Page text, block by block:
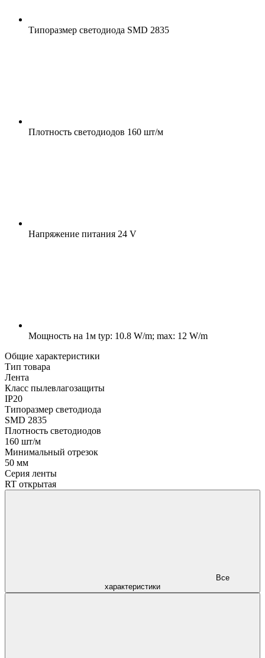
Типоразмер светодиода SMD 2835
Плотность светодиодов 160 шт/м
Напряжение питания 24 V
Мощность на 1м typ: 10.8 W/m; max: 12 W/m
Общие характеристики
Тип товара
Лента
Класс пылевлагозащиты
IP20
Типоразмер светодиода
SMD 2835
Плотность светодиодов
160 шт/м
Минимальный отрезок
50 мм
Серия ленты
RT открытая
характеристики